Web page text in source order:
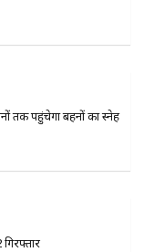
तक पहुंचेगा बहनों का स्नेह